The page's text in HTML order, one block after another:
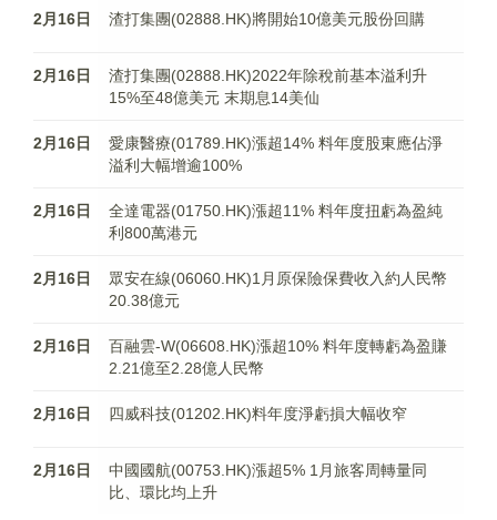
2月16日 渣打集團(02888.HK)將開始10億美元股份回購
2月16日
渣打集團(02888.HK)2022年除稅前基本溢利升
15%至48億美元 末期息14美仙
2月16日
愛康醫療(01789.HK)漲超14% 料年度股東應佔淨
溢利大幅增逾100%
2月16日
全達電器(01750.HK)漲超11% 料年度扭虧為盈純
利800萬港元
2月16日
眾安在線(06060.HK)1月原保險保費收入約人民幣
20.38億元
2月16日
百融雲-W(06608.HK)漲超10% 料年度轉虧為盈賺
2.21億至2.28億人民幣
2月16日 四威科技(01202.HK)料年度淨虧損大幅收窄
2月16日
中國國航(00753.HK)漲超5% 1月旅客周轉量同
比、環比均上升